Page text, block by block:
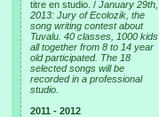
titre en studio. / January 29th,
2013: Jury of Ecolozik, the
song writing contest about
Tuvalu. 40 classes, 1000 kids
all together from 8 to 14 year
old participated. The 18
selected songs will be
recorded in a professional
studio.
2011 - 2012